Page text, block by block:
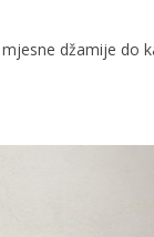
džamije do